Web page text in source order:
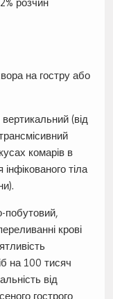
на гостру або
(від
комарів в
тіла
побутовий,
крові
на 100 тисяч
від
гострого